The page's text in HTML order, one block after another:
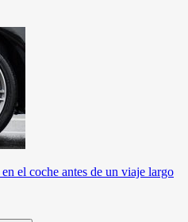
el coche antes de un viaje largo